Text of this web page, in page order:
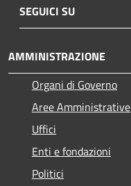
SEGUICI SU
AMMINISTRAZIONE
Organi di Governo
Aree Amministrative
Uffici
Enti e fondazioni
Politici